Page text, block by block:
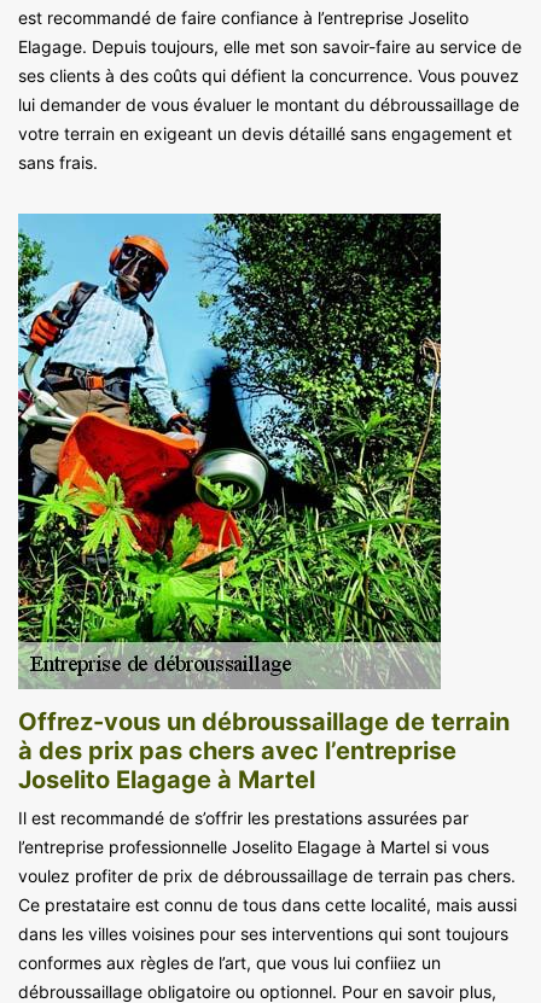
est recommandé de faire confiance à l’entreprise Joselito
Elagage. Depuis toujours, elle met son savoir-faire au service de
ses clients à des coûts qui défient la concurrence. Vous pouvez
lui demander de vous évaluer le montant du débroussaillage de
votre terrain en exigeant un devis détaillé sans engagement et
sans frais.
Offrez-vous un débroussaillage de terrain
à des prix pas chers avec l’entreprise
Joselito Elagage à Martel
Il est recommandé de s’offrir les prestations assurées par
l’entreprise professionnelle Joselito Elagage à Martel si vous
voulez profiter de prix de débroussaillage de terrain pas chers.
Ce prestataire est connu de tous dans cette localité, mais aussi
dans les villes voisines pour ses interventions qui sont toujours
conformes aux règles de l’art, que vous lui confiiez un
débroussaillage obligatoire ou optionnel. Pour en savoir plus,